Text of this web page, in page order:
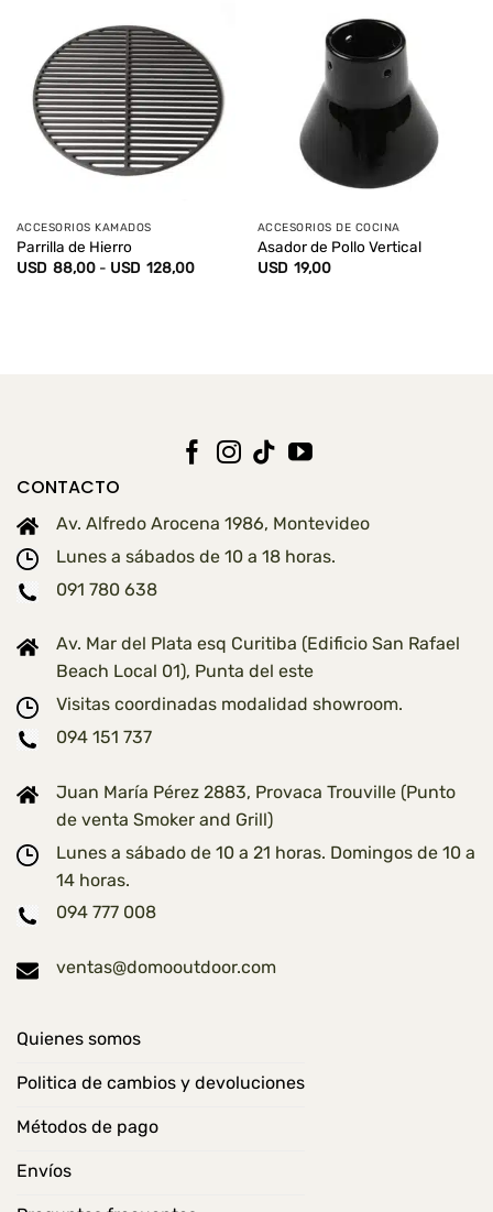
ACCESORIOS KAMADOS
Parrilla de Hierro
USD 88,00 - USD 128,00Rango
ACCESORIOS DE COCINA
Asador de Pollo Vertical
USD 19,00
CONTACTO
Av. Alfredo Arocena 1986, Montevideo
Lunes a sábados de 10 a 18 horas.
091 780 638
Av. Mar del Plata esq Curitiba (Edificio San Rafael
Beach Local 01), Punta del este
Visitas coordinadas modalidad showroom.
094 151 737
Juan María Pérez 2883, Provaca Trouville (Punto
de venta Smoker and Grill)
Lunes a sábado de 10 a 21 horas. Domingos de 10 a
14 horas.
094 777 008
ventas@domooutdoor.com
Quienes somos
Politica de cambios y devoluciones
Métodos de pago
Envíos